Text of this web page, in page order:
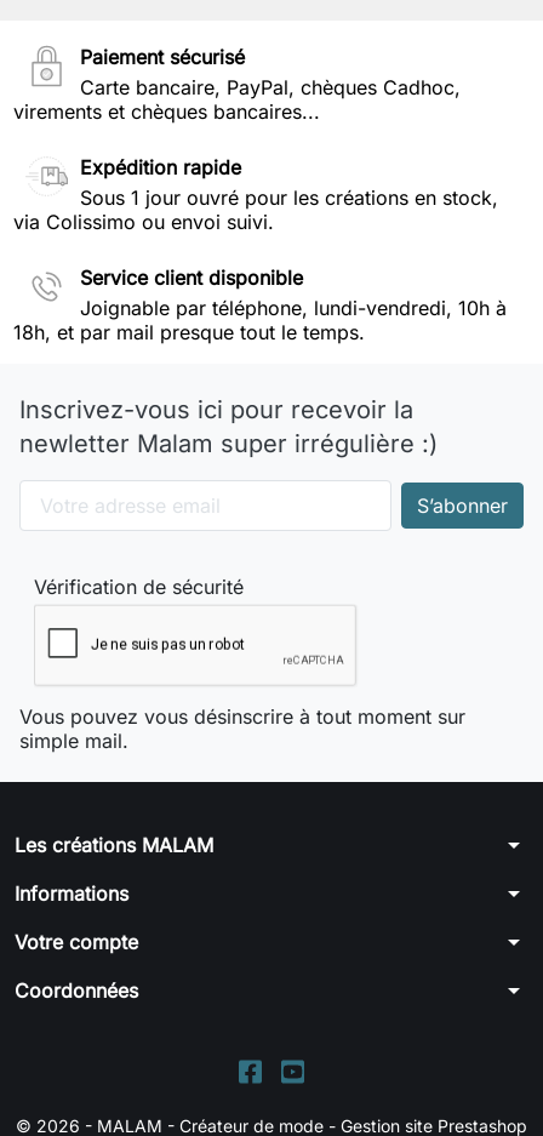
Paiement sécurisé
Carte bancaire, PayPal, chèques Cadhoc,
virements et chèques bancaires...
Expédition rapide
Sous 1 jour ouvré pour les créations en stock,
via Colissimo ou envoi suivi.
Service client disponible
Joignable par téléphone, lundi-vendredi, 10h à
18h, et par mail presque tout le temps.
Inscrivez-vous ici pour recevoir la
newletter Malam super irrégulière :)
Vérification de sécurité
Vous pouvez vous désinscrire à tout moment sur
simple mail.
Les créations MALAM arrow_drop_down
Informations arrow_drop_down
Votre compte arrow_drop_down
Coordonnées arrow_drop_down
© 2026 - MALAM - Créateur de mode - Gestion site Prestashop